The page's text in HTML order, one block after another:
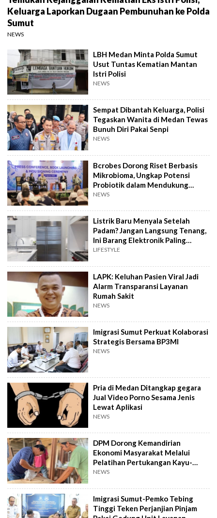
Keluarga Laporkan Dugaan Pembunuhan ke Polda
Sumut
NEWS
LBH Medan Minta Polda Sumut
Usut Tuntas Kematian Mantan
Istri Polisi
NEWS
Sempat Dibantah Keluarga, Polisi
Tegaskan Wanita di Medan Tewas
Bunuh Diri Pakai Senpi
NEWS
Bcrobes Dorong Riset Berbasis
Mikrobioma, Ungkap Potensi
Probiotik dalam Mendukung
Terapi Jerawat
NEWS
Listrik Baru Menyala Setelah
Padam? Jangan Langsung Tenang,
Ini Barang Elektronik Paling
Rawan Rusak
LIFESTYLE
LAPK: Keluhan Pasien Viral Jadi
Alarm Transparansi Layanan
Rumah Sakit
NEWS
Imigrasi Sumut Perkuat Kolaborasi
Strategis Bersama BP3MI
NEWS
Pria di Medan Ditangkap gegara
Jual Video Porno Sesama Jenis
Lewat Aplikasi
NEWS
DPM Dorong Kemandirian
Ekonomi Masyarakat Melalui
Pelatihan Pertukangan Kayu-
Pelatihan UMKM
NEWS
Imigrasi Sumut-Pemko Tebing
Tinggi Teken Perjanjian Pinjam